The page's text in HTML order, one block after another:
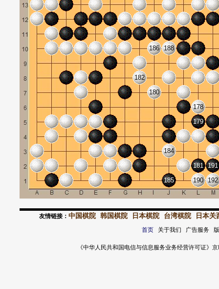
178
179
180
181
182
184
185
186 188
190
191
192
友情链接： 中国棋院 韩国棋院 日本棋院 台湾棋院 日本关
首页关于我们 广告服务
《中华人民共和国电信与信息服务业务经营许可证